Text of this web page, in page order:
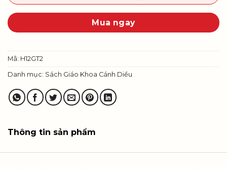
Mua ngay
Mã: H12GT2
Danh mục: Sách Giáo Khoa Cánh Diều
Thông tin sản phẩm